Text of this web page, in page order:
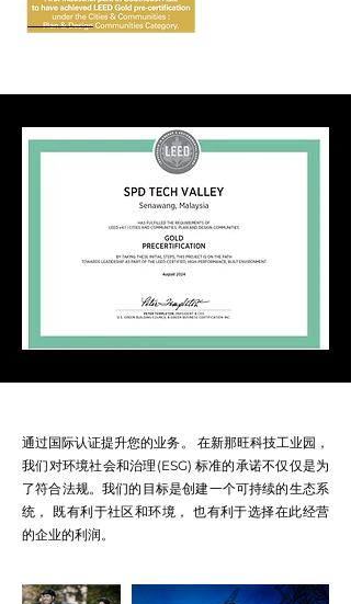
通过国际认证提升您的业务。 在新那旺科技工业园，
我们对环境社会和治理(ESG) 标准的承诺不仅仅是为
了符合法规。我们的目标是创建一个可持续的生态系
统， 既有利于社区和环境， 也有利于选择在此经营
的企业的利润。